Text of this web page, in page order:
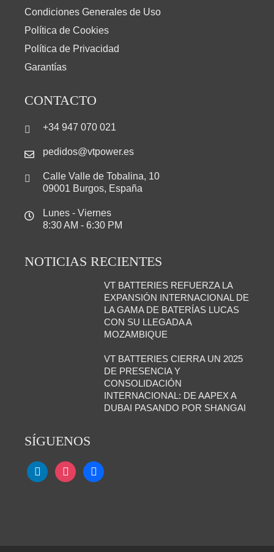
Condiciones Generales de Uso
Política de Cookies
Política de Privacidad
Garantías
CONTACTO
+34 947 070 021
pedidos@vtpower.es
Calle Valle de Tobalina, 10
09001 Burgos, España
Lunes - Viernes
8:30 AM - 6:30 PM
NOTICIAS RECIENTES
VT BATTERIES REFUERZA LA
EXPANSIÓN INTERNACIONAL DE
LA GAMA DE BATERÍAS LUCAS
CON SU LLEGADA A
MOZAMBIQUE
VT BATTERIES CIERRA UN 2025
DE PRESENCIA Y
CONSOLIDACIÓN
INTERNACIONAL: DE AAPEX A
DUBAI PASANDO POR SHANGAI
SÍGUENOS